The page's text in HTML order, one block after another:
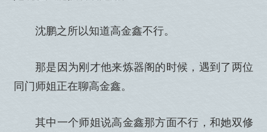
沈鹏之所以知道高金鑫不行。
那是因为刚才他来炼器阁的时候，遇到了两位
同门师姐正在聊高金鑫。
其中一个师姐说高金鑫那方面不行，和她双修